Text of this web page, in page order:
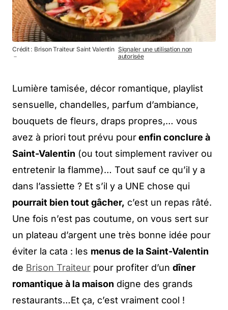
Crédit : Brison Traiteur Saint Valentin
－
Signaler une utilisation non
autorisée
Lumière tamisée, décor romantique, playlist
sensuelle, chandelles, parfum d’ambiance,
bouquets de fleurs, draps propres,… vous
avez à priori tout prévu pourenfin conclure à
Saint-Valentin (ou tout simplement raviver ou
entretenir la flamme)… Tout sauf ce qu’il y a
dans l’assiette ? Et s’il y a UNE chose qui
pourrait bien tout gâcher, c’est un repas râté.
Une fois n’est pas coutume, on vous sert sur
un plateau d’argent une très bonne idée pour
éviter la cata : les menus de la Saint-Valentin
de Brison Traiteur pour profiter d’un dîner
romantique à la maison digne des grands
restaurants…Et ça, c’est vraiment cool !